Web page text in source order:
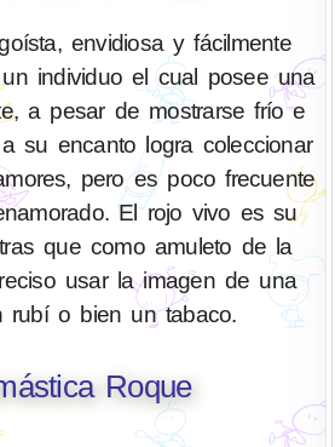
envidiosa y fácilmente
individuo el cual posee una
a pesar de mostrarse frío e
su encanto logra coleccionar
pero es poco frecuente
El rojo vivo es su
que como amuleto de la
usar la imagen de una
rubí o bien un tabaco.
Roque